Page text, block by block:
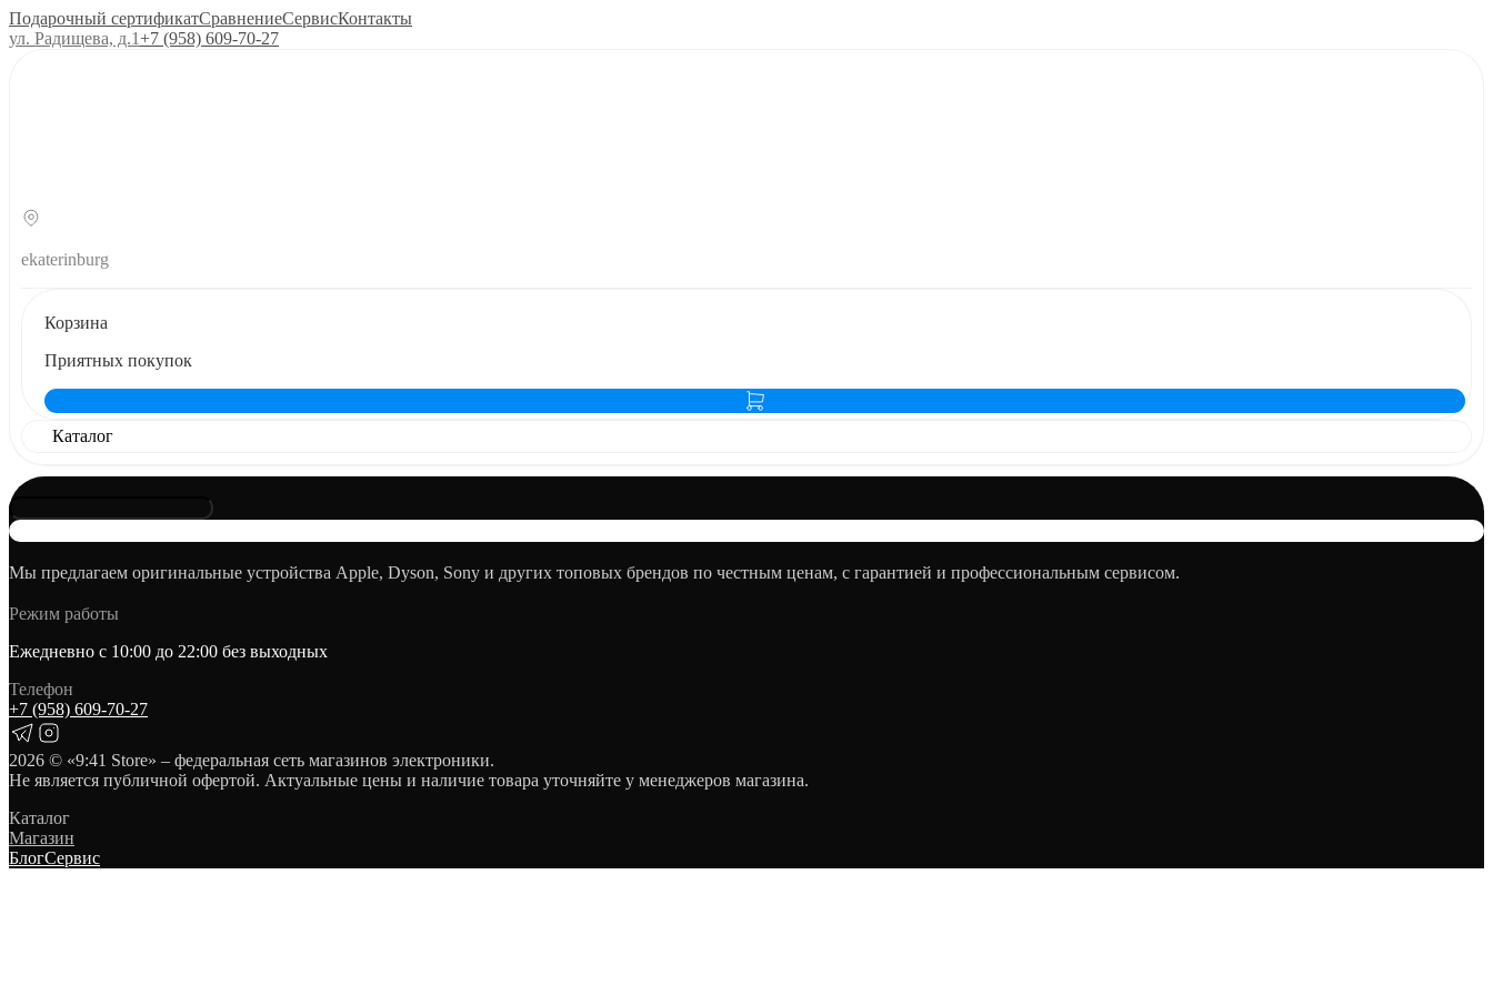
Подарочный сертификатСравнениеСервисКонтакты
ул. Радищева, д.1+7 (958) 609‑70‑27
ekaterinburg
Корзина
Приятных покупок
Каталог
Мы предлагаем оригинальные устройства Apple, Dyson, Sony и других топовых брендов по честным ценам, с гарантией и профессиональным сервисом.
Режим работы
Ежедневно с 10:00 до 22:00 без выходных
Телефон
+7 (958) 609‑70‑27
2026 © «9:41 Store» – федеральная сеть магазинов электроники.
Не является публичной офертой. Актуальные цены и наличие товара уточняйте у менеджеров магазина.
Каталог
Магазин
БлогСервис